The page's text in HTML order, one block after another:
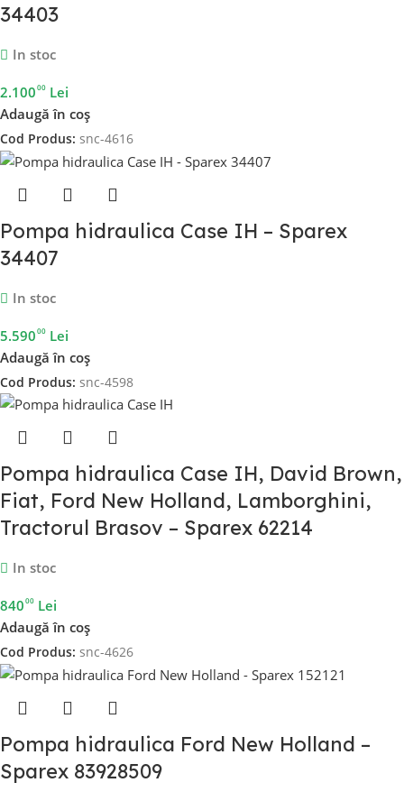
34403
In stoc
2.10000 Lei
Adaugă în coș
Cod Produs: snc-4616
Pompa hidraulica Case IH – Sparex
34407
In stoc
5.59000 Lei
Adaugă în coș
Cod Produs: snc-4598
Pompa hidraulica Case IH, David Brown,
Fiat, Ford New Holland, Lamborghini,
Tractorul Brasov – Sparex 62214
In stoc
84000 Lei
Adaugă în coș
Cod Produs: snc-4626
Pompa hidraulica Ford New Holland –
Sparex 83928509